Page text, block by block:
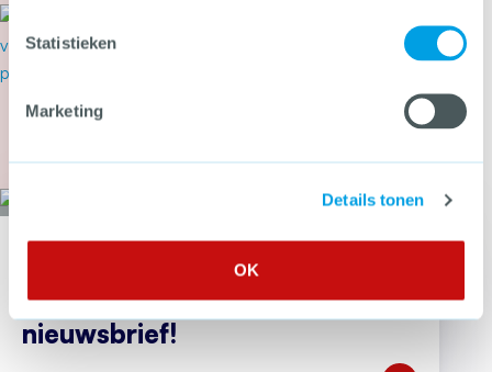
Statistieken
Marketing
Details tonen
OK
Secondant: geweld op Pride
dwingt tot een ongemakkelijke
bijeenkomsten over criminaliteitspreventie?
Meld je aan voor de CCV-
nieuwsbrief!